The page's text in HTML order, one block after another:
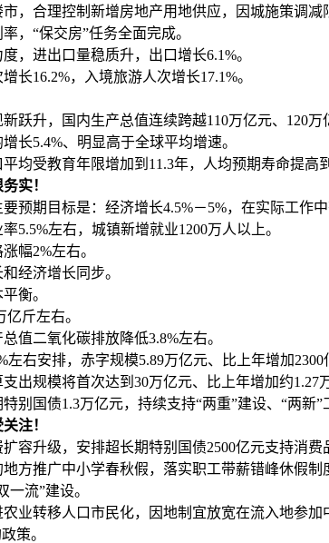
合理控制新增房地产用地供应，因城施策调减
，“保交房”任务全面完成。
进出口量稳质升，出口增长6.1%。
16.2%，入境旅游人次增长17.1%。
升，国内生产总值连续跨越110万亿元、120万
长5.4%、明显高于全球平均增速。
受教育年限增加到11.3年，人均预期寿命提高到
实！
期目标是：经济增长4.5%－5%，在实际工作中
左右，城镇新增就业1200万人以上。
2%左右。
济增长同步。
衡。
斤左右。
二氧化碳排放降低3.8%左右。
安排，赤字规模5.89万亿元、比上年增加2300
规模将首次达到30万亿元、比上年增加约1.27万
国债1.3万亿元，持续支持“两重”建设、“两新”
注！
升级，安排超长期特别国债2500亿元支持消费
推广中小学春秋假，落实职工带薪错峰休假制
流”建设。
转移人口市民化，因地制宜放宽在流入地参加
策。